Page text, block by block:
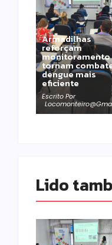
Armadilhas
reforçam
monitoramento
tornam
dengue mais
eficiente
Escrito Por
Lido